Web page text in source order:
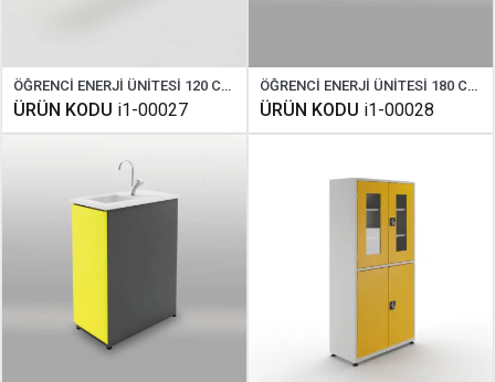
ÖĞRENCİ ENERJİ ÜNİTESİ 120 CM DİJİTAL
ÜRÜN KODU i1-00027
ÖĞRENCİ ENERJİ ÜNİTESİ 180 CM DİJİTAL
ÜRÜN KODU i1-00028